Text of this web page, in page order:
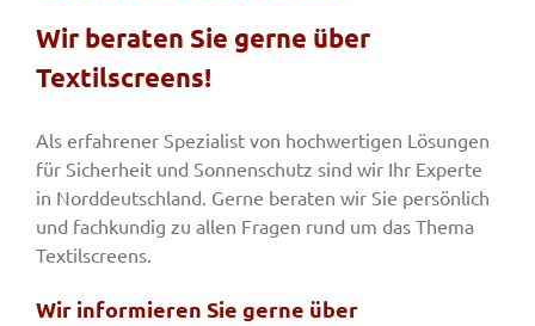
Fenster & Türen
Tore
Smart Home
Wir beraten Sie gerne über
Textilscreens!
Als erfahrener Spezialist von hochwertigen Lösungen
für Sicherheit und Sonnenschutz sind wir Ihr Experte
in Norddeutschland. Gerne beraten wir Sie persönlich
und fachkundig zu allen Fragen rund um das Thema
Textilscreens.
Wir informieren Sie gerne über